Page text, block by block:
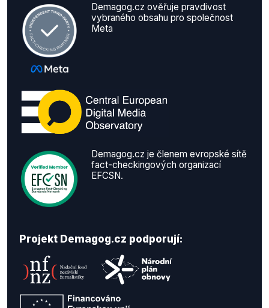
Demagog.cz ověřuje pravdivost
vybraného obsahu pro společnost
Meta
Demagog.cz je členem evropské sítě
fact-checkingových organizací
EFCSN.
Projekt Demagog.cz podporují: